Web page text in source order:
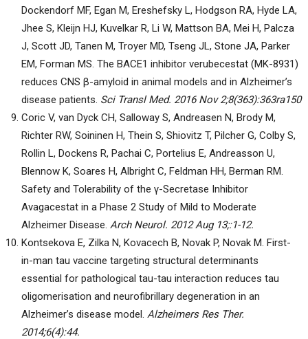
Dockendorf MF, Egan M, Ereshefsky L, Hodgson RA, Hyde LA,
Jhee S, Kleijn HJ, Kuvelkar R, Li W, Mattson BA, Mei H, Palcza
J, Scott JD, Tanen M, Troyer MD, Tseng JL, Stone JA, Parker
EM, Forman MS. The BACE1 inhibitor verubecestat (MK-8931)
reduces CNS β-amyloid in animal models and in Alzheimer’s
disease patients. Sci Transl Med. 2016 Nov 2;8(363):363ra150
Coric V, van Dyck CH, Salloway S, Andreasen N, Brody M,
Richter RW, Soininen H, Thein S, Shiovitz T, Pilcher G, Colby S,
Rollin L, Dockens R, Pachai C, Portelius E, Andreasson U,
Blennow K, Soares H, Albright C, Feldman HH, Berman RM.
Safety and Tolerability of the γ-Secretase Inhibitor
Avagacestat in a Phase 2 Study of Mild to Moderate
Alzheimer Disease. Arch Neurol. 2012 Aug 13;:1-12.
Kontsekova E, Zilka N, Kovacech B, Novak P, Novak M. First-
in-man tau vaccine targeting structural determinants
essential for pathological tau-tau interaction reduces tau
oligomerisation and neurofibrillary degeneration in an
Alzheimer’s disease model. Alzheimers Res Ther.
2014;6(4):44.